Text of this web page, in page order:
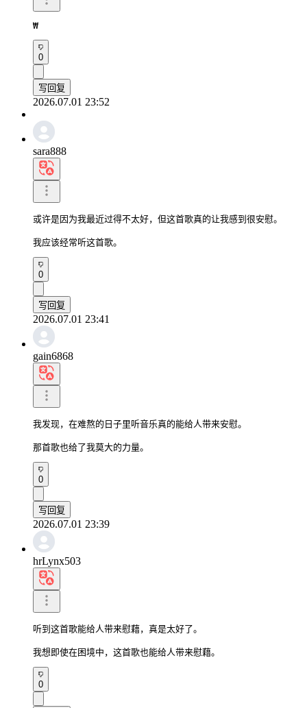
₩
0
写回复
2026.07.01 23:52
sara888
或许是因为我最近过得不太好，但这首歌真的让我感到很安慰。
我应该经常听这首歌。
0
写回复
2026.07.01 23:41
gain6868
我发现，在难熬的日子里听音乐真的能给人带来安慰。
那首歌也给了我莫大的力量。
0
写回复
2026.07.01 23:39
hrLynx503
听到这首歌能给人带来慰藉，真是太好了。
我想即使在困境中，这首歌也能给人带来慰藉。
0